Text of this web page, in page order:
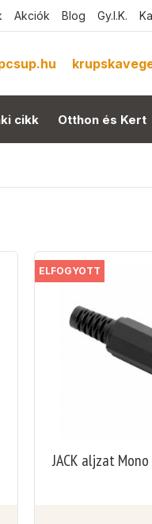
Akciók Blog Gy.I.K.
cikk Otthon és Kert
ELFOGYOTT
JACK aljzat